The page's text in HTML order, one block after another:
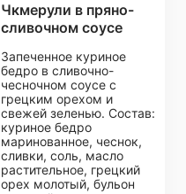
Чкмерули в пряно-
сливочном соусе
Запеченное куриное
бедро в сливочно-
чесночном соусе с
грецким орехом и
свежей зеленью. Состав:
куриное бедро
маринованное, чеснок,
сливки, соль, масло
растительное, грецкий
орех молотый, бульон